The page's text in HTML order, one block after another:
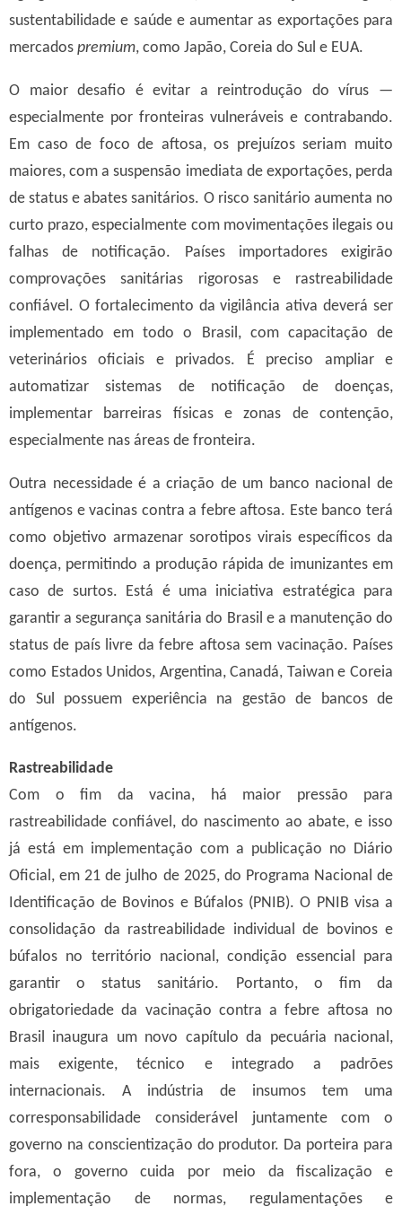
sustentabilidade e saúde e aumentar as exportações para
mercados premium, como Japão, Coreia do Sul e EUA.
O maior desafio é evitar a reintrodução do vírus —
especialmente por fronteiras vulneráveis e contrabando.
Em caso de foco de aftosa, os prejuízos seriam muito
maiores, com a suspensão imediata de exportações, perda
de status e abates sanitários. O risco sanitário aumenta no
curto prazo, especialmente com movimentações ilegais ou
falhas de notificação. Países importadores exigirão
comprovações sanitárias rigorosas e rastreabilidade
confiável. O fortalecimento da vigilância ativa deverá ser
implementado em todo o Brasil, com capacitação de
veterinários oficiais e privados. É preciso ampliar e
automatizar sistemas de notificação de doenças,
implementar barreiras físicas e zonas de contenção,
especialmente nas áreas de fronteira.
Outra necessidade é a criação de um banco nacional de
antígenos e vacinas contra a febre aftosa. Este banco terá
como objetivo armazenar sorotipos virais específicos da
doença, permitindo a produção rápida de imunizantes em
caso de surtos. Está é uma iniciativa estratégica para
garantir a segurança sanitária do Brasil e a manutenção do
status de país livre da febre aftosa sem vacinação. Países
como Estados Unidos, Argentina, Canadá, Taiwan e Coreia
do Sul possuem experiência na gestão de bancos de
antígenos.
Rastreabilidade
Com o fim da vacina, há maior pressão para
rastreabilidade confiável, do nascimento ao abate, e isso
já está em implementação com a publicação no Diário
Oficial, em 21 de julho de 2025, do Programa Nacional de
Identificação de Bovinos e Búfalos (PNIB).O PNIB visa a
consolidação da rastreabilidade individual de bovinos e
búfalos no território nacional, condição essencial para
garantir o status sanitário.
Portanto, o fim da
obrigatoriedade da vacinação contra a febre aftosa no
Brasil inaugura um novo capítulo da pecuária nacional,
mais exigente, técnico e integrado a padrões
internacionais. A indústria de insumos tem uma
corresponsabilidade considerável juntamente com o
governo na conscientização do produtor. Da porteira para
fora, o governo cuida por meio da fiscalização e
implementação de normas, regulamentações e